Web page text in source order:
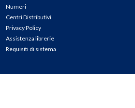
Numeri
Centri Distributivi
Privacy Policy
Assistenza librerie
Requisiti di sistema
CONTATTI